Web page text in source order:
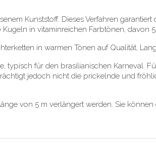
Kunststoff. Dieses Verfahren
in vitaminreichen Farbtönen, davon
in warmen Tönen auf Qualität,
für den brasilianischen Karneval.
jedoch nicht die prickelnde und
von 5 m verlängert werden. Sie